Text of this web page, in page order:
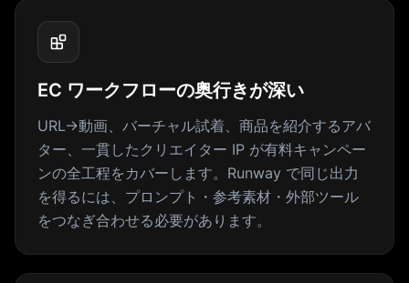
EC ワークフローの奥行きが深い
URL→動画、バーチャル試着、商品を紹介するアバ
ター、一貫したクリエイター IP が有料キャンペー
ンの全工程をカバーします。Runway で同じ出力
を得るには、プロンプト・参考素材・外部ツール
をつなぎ合わせる必要があります。